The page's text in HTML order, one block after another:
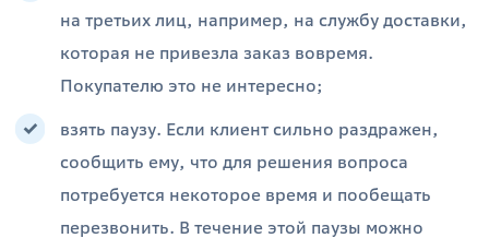
на третьих лиц, например, на службу доставки,
которая не привезла заказ вовремя.
Покупателю это не интересно;
взять паузу. Если клиент сильно раздражен,
сообщить ему, что для решения вопроса
потребуется некоторое время и пообещать
перезвонить. В течение этой паузы можно